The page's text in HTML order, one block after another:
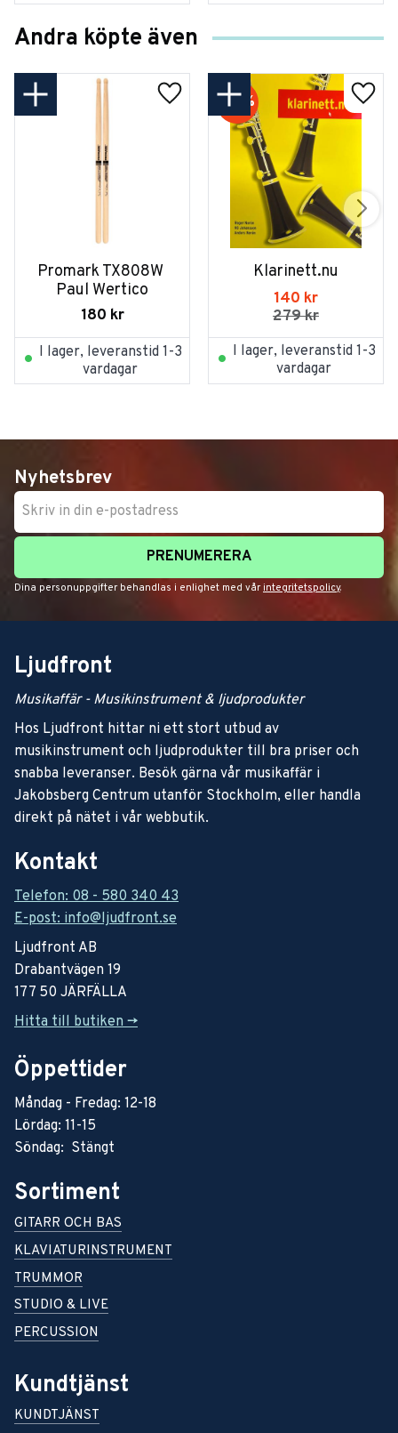
Andra köpte även
Promark TX808W
Paul Wertico
180 kr
I lager, leveranstid 1-3
vardagar
Klarinett.nu
140 kr
279kr
50 %
I lager, leveranstid 1-3
vardagar
Nyhetsbrev
PRENUMERERA
Dina personuppgifter behandlas i enlighet med vår integritetspolicy.
Ljudfront
Musikaffär - Musikinstrument & ljudprodukter
Hos Ljudfront hittar ni ett stort utbud av
musikinstrument och ljudprodukter till bra priser och
snabba leveranser. Besök gärna vår musikaffär i
Jakobsberg Centrum utanför Stockholm, eller handla
direkt på nätet i vår webbutik.
Kontakt
Telefon: 08 - 580 340 43
E-post: info@ljudfront.se
Ljudfront AB
Drabantvägen 19
177 50 JÄRFÄLLA
Hitta till butiken ->
Öppettider
Måndag - Fredag: 12-18
Lördag: 11-15
Söndag: Stängt
Sortiment
GITARR OCH BAS
KLAVIATURINSTRUMENT
TRUMMOR
STUDIO & LIVE
PERCUSSION
Kundtjänst
KUNDTJÄNST